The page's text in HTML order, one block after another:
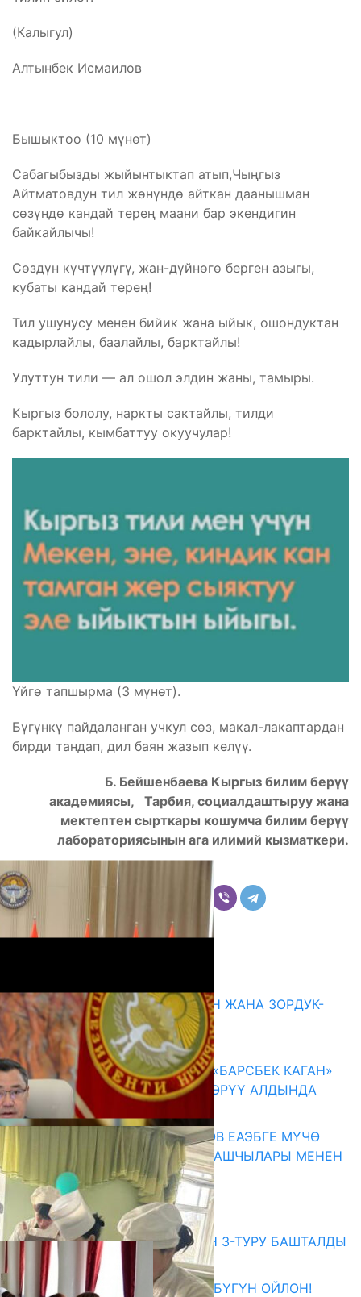
(Калыгул)
Алтынбек Исмаилов
Бышыктоо (10 мүнөт)
Сабагыбызды жыйынтыктап атып,Чыңгыз
Айтматовдун тил жөнүндө айткан даанышман
сөзүндө кандай терең маани бар экендигин
байкайлычы!
Сөздүн күчтүүлүгү, жан-дүйнөгө берген азыгы,
кубаты кандай терең!
Тил ушунусу менен бийик жана ыйык, ошондуктан
кадырлайлы, баалайлы, барктайлы!
Улуттун тили — ал ошол элдин жаны, тамыры.
Кыргыз бололу, наркты сактайлы, тилди
барктайлы, кымбаттуу окуучулар!
Үйгө тапшырма (3 мүнөт).
Бүгүнкү пайдаланган учкул сөз, макал-лакаптардан
бирди тандап, дил баян жазып келүү.
Б. Бейшенбаева Кыргыз билим берүү
академиясы, Тарбия, социалдаштыруу жана
мектептен сырткары кошумча билим берүү
лабораториясынын ага илимий кызматкери.
Комментарийлер
ГЕНДЕРДИК БАСМЫРЛООДОН ЖАНА ЗОРДУК-
ЗОМБУЛУКТАН КОРГОО
07.08.2026
КЫРГЫЗ ТАРЫХЫ ТАСМАДА: «БАРСБЕК КАГАН»
КӨРКӨМ ТАСМАСЫ ЖАРЫК КӨРҮҮ АЛДЫНДА
07.08.2026
ПРЕЗИДЕНТ САДЫР ЖАПАРОВ ЕАЭБГЕ МҮЧӨ
МАМЛЕКЕТТЕРДИН ӨКМӨТ БАШЧЫЛАРЫ МЕНЕН
ЖОЛУГУШТУ
07.08.2026
Абитуриент
ЖОЖДОРГО КАБЫЛ АЛУУНУН 3-ТУРУ БАШТАЛДЫ
27.07.2026
ӨЗҮҢДҮН КЕЛЕЧЕГИҢ ҮЧҮН БҮГҮН ОЙЛОН!